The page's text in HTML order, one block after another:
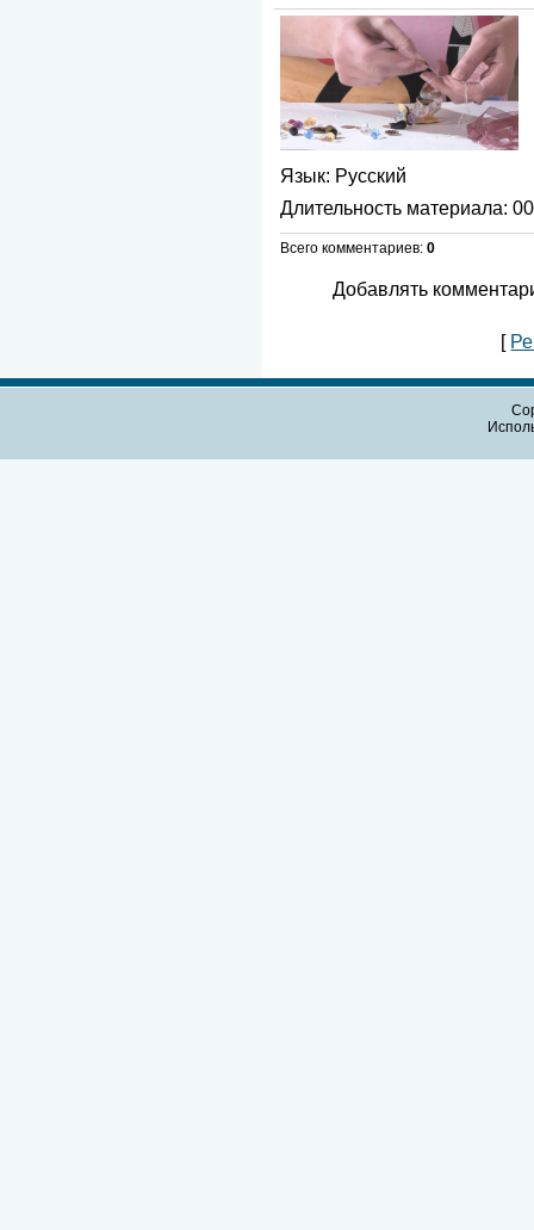
Язык: Русский
Длительность материала:
Всего комментариев: 0
Добавлять
[